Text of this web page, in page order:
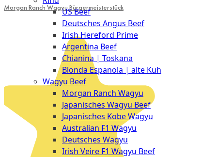
Club
US Beef
Deutsches Angus Beef
Irish Hereford Prime
Argentina Beef
Chianina | Toskana
Blonda Espanola | alte Kuh
Wagyu Beef
Morgan Ranch Wagyu
Japanisches Wagyu Beef
Japanisches Kobe Wagyu
Australian F1 Wagyu
Deutsches Wagyu
Irish Veire F1 Wagyu Beef
Morgan Ranch Wagyu Bürgermeisterstück